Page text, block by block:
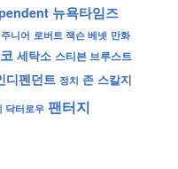
뉴욕타임즈
니어 로버트 잭슨 베넷 만화
세탁소 스티븐 브루스트
디펜던트 정치 존 스칼지
닥터로우 팬터지